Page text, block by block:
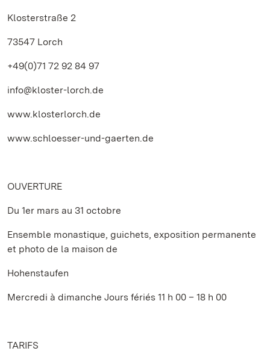
Klosterstraße 2
73547 Lorch
+49(0)71 72 92 84 97
info@kloster-lorch.de
www.klosterlorch.de
www.schloesser-und-gaerten.de
OUVERTURE
Du 1er mars au 31 octobre
Ensemble monastique, guichets, exposition permanente
et photo de la maison de
Hohenstaufen
Mercredi à dimanche Jours fériés 11 h 00 – 18 h 00
TARIFS